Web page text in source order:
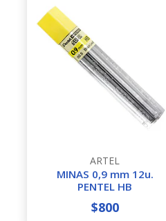
ARTEL
MINAS 0,9 mm 12u.
PENTEL HB
+
$800